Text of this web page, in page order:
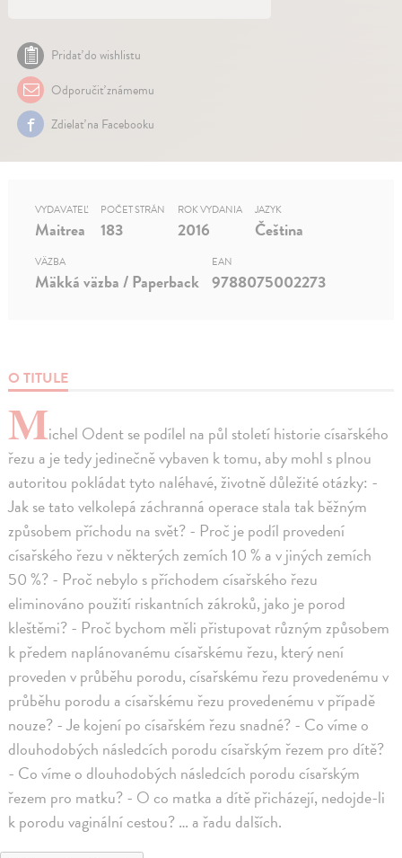
Pridať do wishlistu
Odporučiť známemu
Zdielať na Facebooku
O TITULE
Michel Odent se podílel na půl století historie císařského
řezu a je tedy jedinečně vybaven k tomu, aby mohl s plnou
autoritou pokládat tyto naléhavé, životně důležité otázky: -
Jak se tato velkolepá záchranná operace stala tak běžným
způsobem příchodu na svět? - Proč je podíl provedení
císařského řezu v některých zemích 10 % a v jiných zemích
50 %? - Proč nebylo s příchodem císařského řezu
eliminováno použití riskantních zákroků, jako je porod
kleštěmi? - Proč bychom měli přistupovat různým způsobem
k předem naplánovanému císařskému řezu, který není
proveden v průběhu porodu, císařskému řezu provedenému v
průběhu porodu a císařskému řezu provedenému v případě
nouze? - Je kojení po císařském řezu snadné? - Co víme o
dlouhodobých následcích porodu císařským řezem pro dítě?
- Co víme o dlouhodobých následcích porodu císařským
řezem pro matku? - O co matka a dítě přicházejí, nedojde-li
k porodu vaginální cestou? … a řadu dalších.
VYDAVATEĽ
Maitrea
POČET STRÁN
183
ROK VYDANIA
2016
JAZYK
Čeština
VÄZBA
Mäkká väzba / Paperback
EAN
9788075002273